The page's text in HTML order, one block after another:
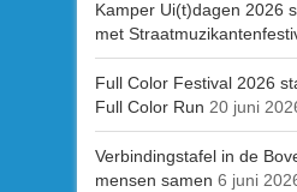
Kamper Ui(t)dagen 2026
met
Full Color Festival 2026
Full Color Run 20 juni
Verbindingstafel in de
mensen samen 6 juni